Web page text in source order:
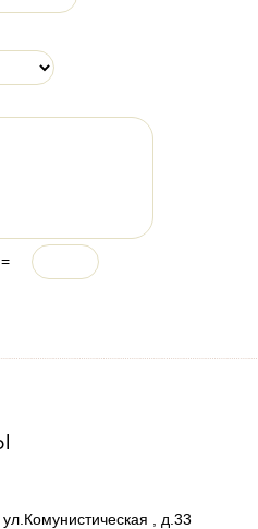
, д.33